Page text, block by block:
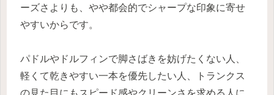
ーズさよりも、やや都会的でシャープな印象に寄せ
やすいからです。
パドルやドルフィンで脚さばきを妨げたくない人、
軽くて乾きやすい一本を優先したい人、トランクス